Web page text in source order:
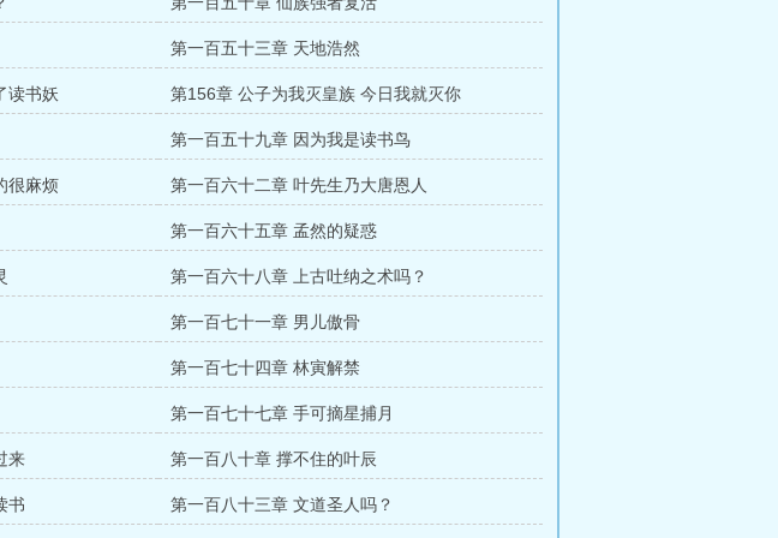
第一百五十三章 天地浩然
读书妖 第156章 公子为我灭皇族 今日我就灭你
第一百五十九章 因为我是读书鸟
很麻烦 第一百六十二章 叶先生乃大唐恩人
第一百六十五章 孟然的疑惑
第一百六十八章 上古吐纳之术吗？
第一百七十一章 男儿傲骨
第一百七十四章 林寅解禁
第一百七十七章 手可摘星捕月
来 第一百八十章 撑不住的叶辰
书 第一百八十三章 文道圣人吗？